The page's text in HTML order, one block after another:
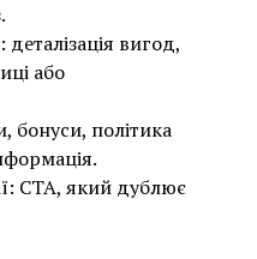
вигод,
або
бонуси, політика
CTA, який дублює